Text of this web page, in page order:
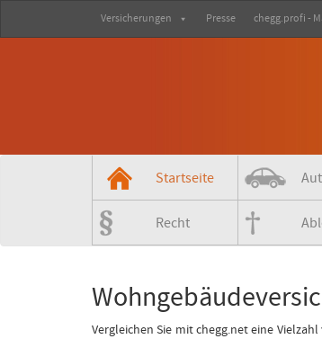
Versicherungen Presse chegg.profi -
Startseite
Recht
Vergleichen Sie mit chegg.net eine